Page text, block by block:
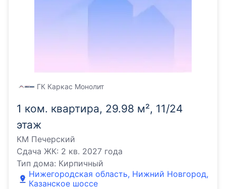
1 ком. квартира, 29.98 м², 11/24
этаж
КМ Печерский
Сдача ЖК: 2 кв. 2027 года
Тип дома: Кирпичный
Нижегородская область, Нижний Новгород,
Казанское шоссе
ГК Каркас Монолит